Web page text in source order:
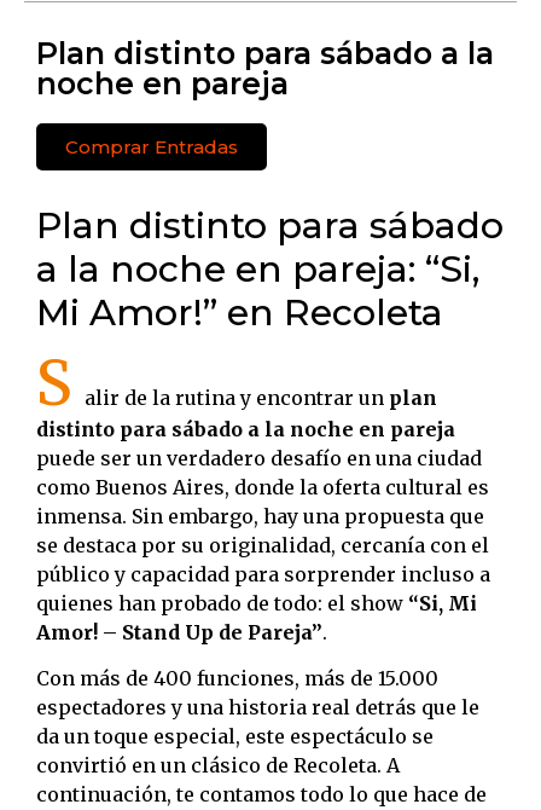
Plan distinto para sábado a la
noche en pareja
Comprar Entradas
Plan distinto para sábado
a la noche en pareja: “Si,
Mi Amor!” en Recoleta
S alir de la rutina y encontrar un plan
distinto para sábado a la noche en pareja
puede ser un verdadero desafío en una ciudad
como Buenos Aires, donde la oferta cultural es
inmensa. Sin embargo, hay una propuesta que
se destaca por su originalidad, cercanía con el
público y capacidad para sorprender incluso a
quienes han probado de todo: el show “Si, Mi
Amor! – Stand Up de Pareja”.
Con más de 400 funciones, más de 15.000
espectadores y una historia real detrás que le
da un toque especial, este espectáculo se
convirtió en un clásico de Recoleta. A
continuación, te contamos todo lo que hace de